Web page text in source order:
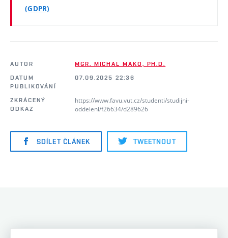
(GDPR)
AUTOR
MGR. MICHAL MAKO, PH.D.
DATUM
PUBLIKOVÁNÍ
07.09.2025 22:36
ZKRÁCENÝ
ODKAZ
https://www.favu.vut.cz/studenti/studijni-
oddeleni/f26634/d289626
SDÍLET ČLÁNEK TWEETNOUT